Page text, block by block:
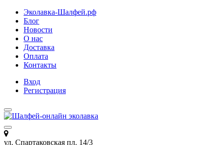
Эколавка-Шалфей.рф
Блог
Новости
О нас
Доставка
Оплата
Контакты
Вход
Регистрация
ул. Спартаковская пл. 14/3